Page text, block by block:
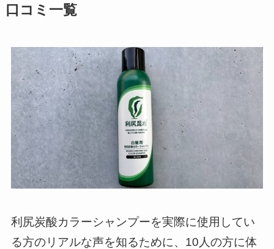
口コミ一覧
利尻炭酸カラーシャンプーを実際に使用してい
る方のリアルな声を知るために、10人の方に体